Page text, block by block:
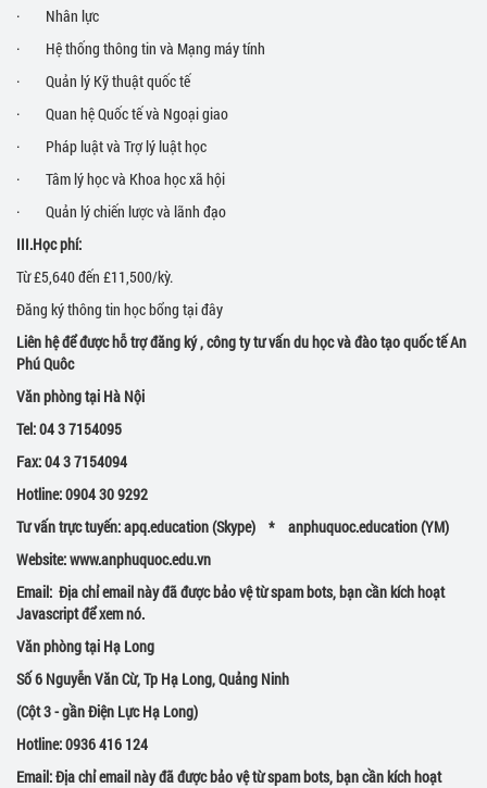
· Nhân lực
· Hệ thống thông tin và Mạng máy tính
· Quản lý Kỹ thuật quốc tế
· Quan hệ Quốc tế và Ngoại giao
· Pháp luật và Trợ lý luật học
· Tâm lý học và Khoa học xã hội
· Quản lý chiến lược và lãnh đạo
III.Học phí:
Từ £5,640 đến £11,500/kỳ.
Đăng ký thông tin học bổng tại đây
Liên hệ để được hỗ trợ đăng ký , công ty tư vấn du học và đào tạo quốc tế An
Phú Quôc
Văn phòng tại Hà Nội
Tel: 04 3 7154095
Fax: 04 3 7154094
Hotline: 0904 30 9292
Tư vấn trực tuyến: apq.education (Skype) * anphuquoc.education (YM)
Website:www.anphuquoc.edu.vn
Email: Địa chỉ email này đã được bảo vệ từ spam bots, bạn cần kích hoạt
Javascript để xem nó.
Văn phòng tại Hạ Long
Số 6 Nguyễn Văn Cừ, Tp Hạ Long, Quảng Ninh
(Cột 3 - gần Điện Lực Hạ Long)
Hotline: 0936 416 124
Email: Địa chỉ email này đã được bảo vệ từ spam bots, bạn cần kích hoạt